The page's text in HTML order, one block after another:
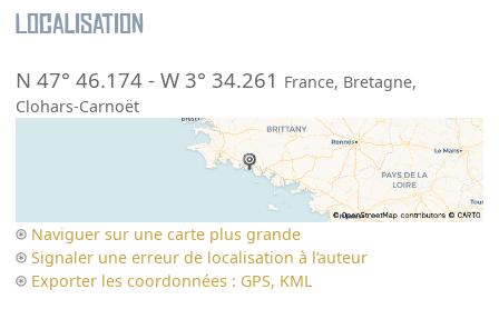
Localisation
N 47° 46.174 -W 3° 34.261 France, Bretagne,
Clohars-Carnoët
Naviguer sur une carte plus grande
Signaler une erreur de localisation à l’auteur
Exporter les coordonnées : GPS, KML